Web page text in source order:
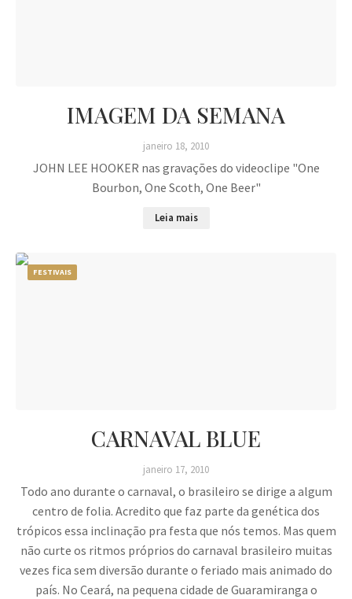
IMAGEM DA SEMANA
janeiro 18, 2010
JOHN LEE HOOKER nas gravações do videoclipe "One
Bourbon, One Scoth, One Beer"
Leia mais
FESTIVAIS
CARNAVAL BLUE
janeiro 17, 2010
Todo ano durante o carnaval, o brasileiro se dirige a algum
centro de folia. Acredito que faz parte da genética dos
trópicos essa inclinação pra festa que nós temos. Mas quem
não curte os ritmos próprios do carnaval brasileiro muitas
vezes fica sem diversão durante o feriado mais animado do
país. No Ceará, na pequena cidade de Guaramiranga o